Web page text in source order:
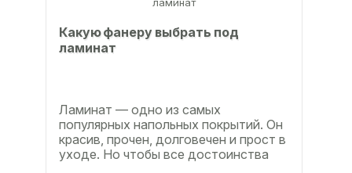
Какую фанеру выбрать под
ламинат
Ламинат — одно из самых
популярных напольных покрытий. Он
красив, прочен, долговечен и прост в
уходе. Но чтобы все достоинства